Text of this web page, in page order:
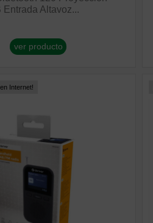
Entrada Altavoz...
ver producto
Internet!